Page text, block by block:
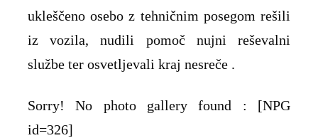
ukleščeno osebo z tehničnim posegom rešili
iz vozila, nudili pomoč nujni reševalni
službe ter osvetljevali kraj nesreče .
Sorry! No photo gallery found : [NPG
id=326]